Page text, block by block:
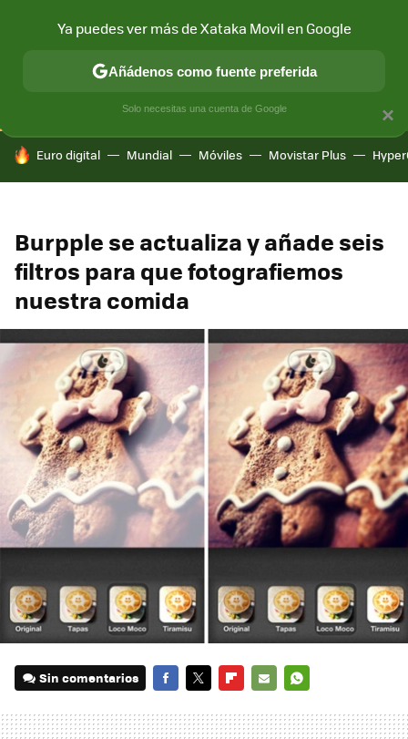
CONECTIVIDAD MÓVIL Y SOCIEDAD APLICACIONES
HOY SE HABLA DE
Euro digital Mundial Móviles Movistar Plus
Burpple se actualiza y añade seis
filtros para que fotografiemos
nuestra comida
Sin comentarios
MAIL
×
Ya puedes ver más de Xataka Movil en Google
Añádenos como fuente preferida
Solo necesitas una cuenta de Google